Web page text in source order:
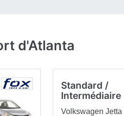
d'Atlanta
Standard /
Intermédiaire
Volkswagen Jetta